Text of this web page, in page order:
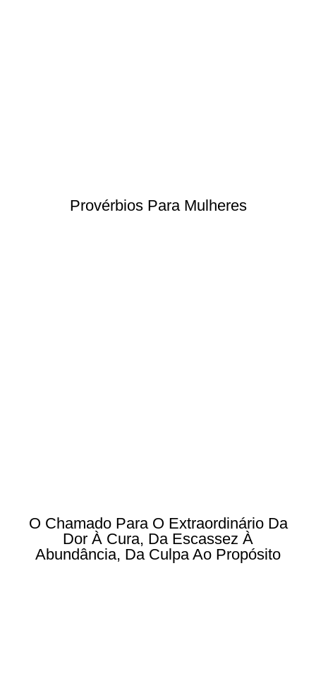
Provérbios Para Mulheres
O Chamado Para O Extraordinário Da
Dor À Cura, Da Escassez À
Abundância, Da Culpa Ao Propósito